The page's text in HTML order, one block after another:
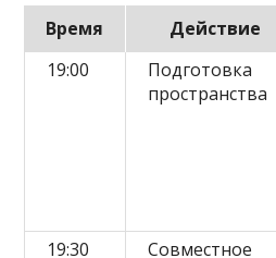
Время Действие
19:00
Подготовка
пространства
19:30
Совместное